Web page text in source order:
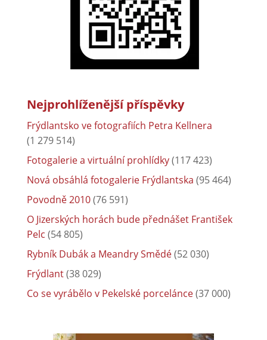
Nejprohlíženější příspěvky
Frýdlantsko ve fotografiích Petra Kellnera
(1 279 514)
Fotogalerie a virtuální prohlídky(117 423)
Nová obsáhlá fotogalerie Frýdlantska (95 464)
Povodně 2010(76 591)
O Jizerských horách bude přednášet František
Pelc (54 805)
Rybník Dubák a Meandry Smědé(52 030)
Frýdlant(38 029)
Co se vyrábělo v Pekelské porcelánce(37 000)